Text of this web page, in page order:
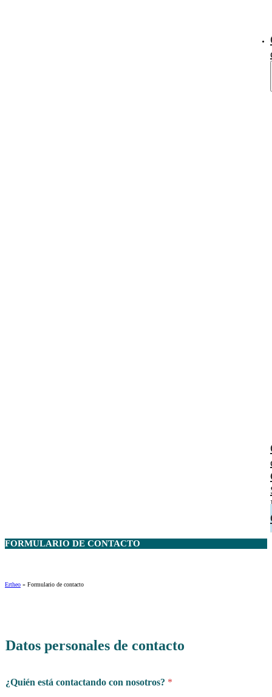
FORMULARIO DE CONTACTO
Ertheo » Formulario de contacto
Datos personales de contacto
¿Quién está contactando con nosotros? *